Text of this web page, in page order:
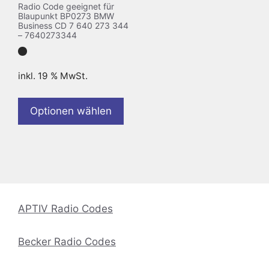
Radio Code geeignet für
Blaupunkt BP0273 BMW
Business CD 7 640 273 344
– 7640273344
inkl. 19 % MwSt.
Optionen wählen
APTIV Radio Codes
Becker Radio Codes